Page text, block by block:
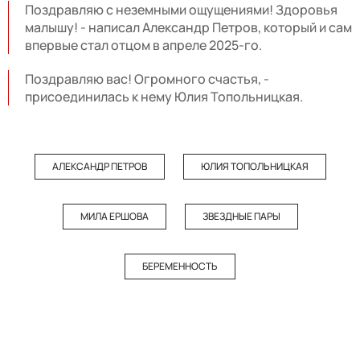
Поздравляю с неземными ощущениями! Здоровья
малышу! - написал Александр Петров, который и сам
впервые стал отцом в апреле 2025-го.
Поздравляю вас! Огромного счастья, -
присоединилась к нему Юлия Топольницкая.
АЛЕКСАНДР ПЕТРОВ ЮЛИЯ ТОПОЛЬНИЦКАЯ
МИЛА ЕРШОВА ЗВЕЗДНЫЕ ПАРЫ
БЕРЕМЕННОСТЬ